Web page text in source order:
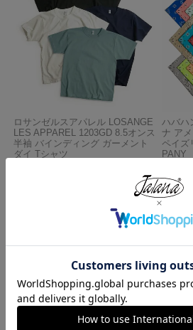
ロサンゼルスアパレル LOSANGE
LES APPAREL 1203GD 8.5オンス
半袖 バインディング ガーメント
ダイ Tシャツ
ハバハ
ナ ア
ペイズ
PANY